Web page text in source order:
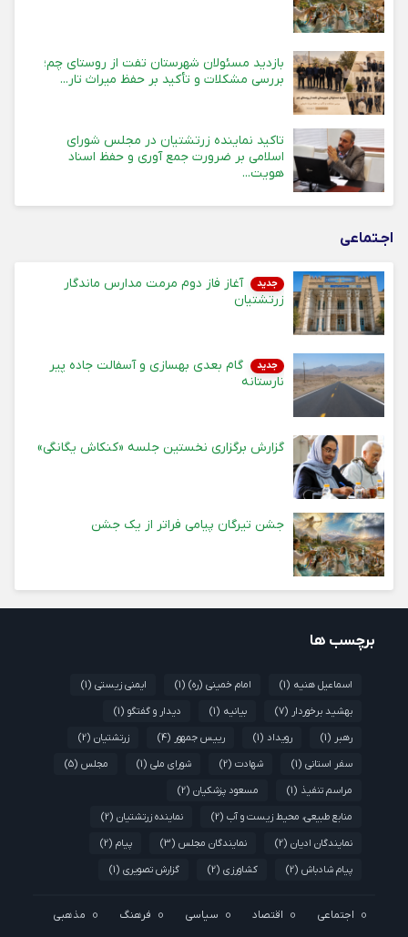
بازدید مسئولان شهرستان تفت از روستای چم؛
بررسی مشکلات و تأکید بر حفظ میراث تار...
تاکید نماینده زرتشتیان در مجلس شورای
اسلامی بر ضرورت جمع آوری و حفظ اسناد
هویت...
اجـتماعی
جدید
آغاز فاز دوم مرمت مدارس ماندگار
زرتشتیان
جدید
گام بعدی بهسازی و آسفالت جاده پیر
نارستانه
گزارش برگزاری نخستین جلسه «کنکاش یگانگی»
جشن تیرگان پیامی فراتر از یک جشن
برچسب ها
اسماعیل هنیه (1) امام خمینی (ره) (1) ایمنی زیستی (1)
بهشید برخوردار (7) بیانیه (1) دیدار و گفتگو (1)
رهبر (1) رویداد (1) رییس جمهور (4) زرتشتیان (2)
سفر استانی (1) شهادت (2) شورای ملی (1) مجلس (5)
مراسم تنفیذ (1) مسعود پزشکیان (2)
منابع طبیعی، محیط زیست و آب (2) نماینده زرتشتیان (2)
نمایندگان ادیان (2) نمایندگان مجلس (3) پیام (2)
پیام شادباش (2) کشاورزی (2) گزارش تصویری (1)
اجتماعی اقتصاد سیاسی فرهنگ
مذهبی